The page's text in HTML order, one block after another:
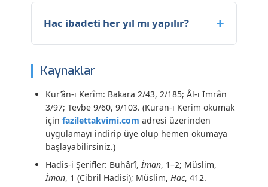
Hac ibadeti her yıl mı yapılır?
Kaynaklar
Kur’ân-ı Kerîm: Bakara 2/43, 2/185; Âl-i İmrân
3/97; Tevbe 9/60, 9/103. (Kuran-ı Kerim okumak
için fazilettakvimi.com adresi üzerinden
uygulamayı indirip üye olup hemen okumaya
başlayabilirsiniz.)
Hadis-i Şerifler: Buhârî, İman, 1–2; Müslim,
İman, 1 (Cibril Hadisi); Müslim, Hac, 412.